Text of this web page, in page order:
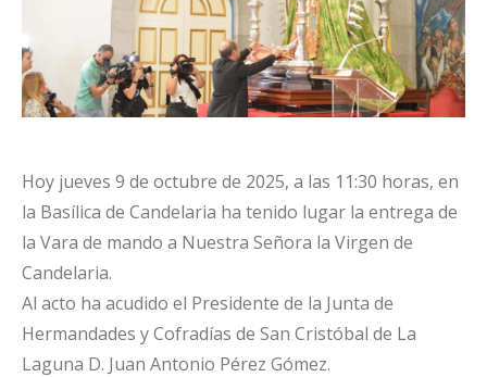
Hoy jueves 9 de octubre de 2025, a las 11:30 horas, en
la Basílica de Candelaria ha tenido lugar la entrega de
la Vara de mando a Nuestra Señora la Virgen de
Candelaria.
Al acto ha acudido el Presidente de la Junta de
Hermandades y Cofradías de San Cristóbal de La
Laguna D. Juan Antonio Pérez Gómez.